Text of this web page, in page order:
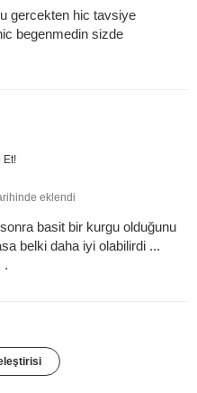
gercekten hic tavsiye
begenmedin sizde
Et!
eklendi
basit bir kurgu olduğunu
belki daha iyi olabilirdi ...
.